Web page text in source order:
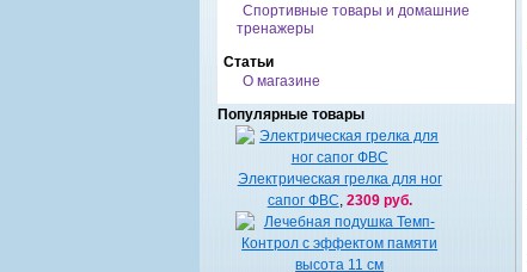
Спортивные товары и домашние
тренажеры
Статьи
О магазине
Популярные товары
Электрическая грелка для ног
сапог ФВС 2309 руб.